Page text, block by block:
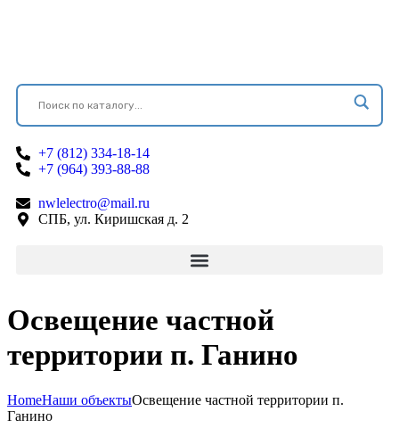
+7 (812) 334-18-14
+7 (964) 393-88-88
nwlelectro@mail.ru
СПБ, ул. Киришская д. 2
Освещение частной
территории п. Ганино
HomeНаши объектыОсвещение частной территории п.
Ганино